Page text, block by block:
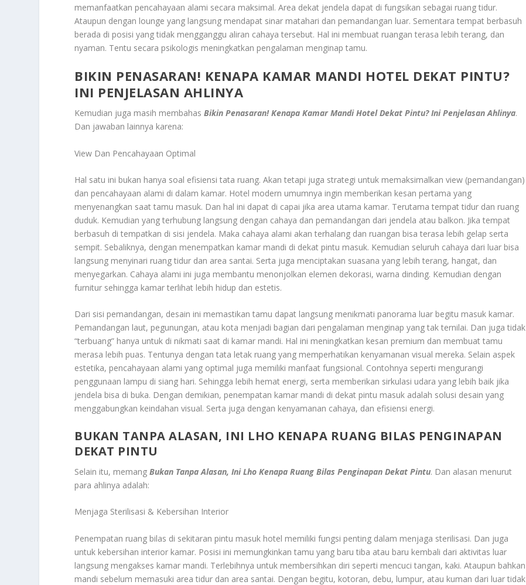
memanfaatkan pencahayaan alami secara maksimal. Area dekat jendela dapat di fungsikan sebagai ruang tidur.
Ataupun dengan lounge yang langsung mendapat sinar matahari dan pemandangan luar. Sementara tempat berbasuh
berada di posisi yang tidak mengganggu aliran cahaya tersebut. Hal ini membuat ruangan terasa lebih terang, dan
nyaman. Tentu secara psikologis meningkatkan pengalaman menginap tamu.
BIKIN PENASARAN! KENAPA KAMAR MANDI HOTEL DEKAT PINTU?
INI PENJELASAN AHLINYA
Kemudian juga masih membahasBikin Penasaran! Kenapa Kamar Mandi Hotel Dekat Pintu? Ini Penjelasan Ahlinya.
Dan jawaban lainnya karena:
View Dan Pencahayaan Optimal
Hal satu ini bukan hanya soal efisiensi tata ruang. Akan tetapi juga strategi untuk memaksimalkan view (pemandangan)
dan pencahayaan alami di dalam kamar. Hotel modern umumnya ingin memberikan kesan pertama yang
menyenangkan saat tamu masuk. Dan hal ini dapat di capai jika area utama kamar. Terutama tempat tidur dan ruang
duduk. Kemudian yang terhubung langsung dengan cahaya dan pemandangan dari jendela atau balkon. Jika tempat
berbasuh di tempatkan di sisi jendela. Maka cahaya alami akan terhalang dan ruangan bisa terasa lebih gelap serta
sempit. Sebaliknya, dengan menempatkan kamar mandi di dekat pintu masuk. Kemudian seluruh cahaya dari luar bisa
langsung menyinari ruang tidur dan area santai. Serta juga menciptakan suasana yang lebih terang, hangat, dan
menyegarkan. Cahaya alami ini juga membantu menonjolkan elemen dekorasi, warna dinding. Kemudian dengan
furnitur sehingga kamar terlihat lebih hidup dan estetis.
Dari sisi pemandangan, desain ini memastikan tamu dapat langsung menikmati panorama luar begitu masuk kamar.
Pemandangan laut, pegunungan, atau kota menjadi bagian dari pengalaman menginap yang tak ternilai. Dan juga tidak
“terbuang” hanya untuk di nikmati saat di kamar mandi. Hal ini meningkatkan kesan premium dan membuat tamu
merasa lebih puas. Tentunya dengan tata letak ruang yang memperhatikan kenyamanan visual mereka. Selain aspek
estetika, pencahayaan alami yang optimal juga memiliki manfaat fungsional. Contohnya seperti mengurangi
penggunaan lampu di siang hari. Sehingga lebih hemat energi, serta memberikan sirkulasi udara yang lebih baik jika
jendela bisa di buka. Dengan demikian, penempatan kamar mandi di dekat pintu masuk adalah solusi desain yang
menggabungkan keindahan visual. Serta juga dengan kenyamanan cahaya, dan efisiensi energi.
BUKAN TANPA ALASAN, INI LHO KENAPA RUANG BILAS PENGINAPAN
DEKAT PINTU
Selain itu, memangBukan Tanpa Alasan, Ini Lho Kenapa Ruang Bilas Penginapan Dekat Pintu. Dan alasan menurut
para ahlinya adalah:
Menjaga Sterilisasi & Kebersihan Interior
Penempatan ruang bilas di sekitaran pintu masuk hotel memiliki fungsi penting dalam menjaga sterilisasi. Dan juga
untuk kebersihan interior kamar. Posisi ini memungkinkan tamu yang baru tiba atau baru kembali dari aktivitas luar
langsung mengakses kamar mandi. Terlebihnya untuk membersihkan diri seperti mencuci tangan, kaki. Ataupun bahkan
mandi sebelum memasuki area tidur dan area santai. Dengan begitu, kotoran, debu, lumpur, atau kuman dari luar tidak